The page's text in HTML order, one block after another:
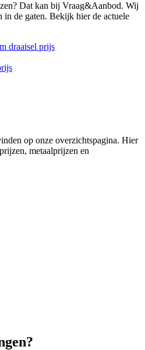
Dat kan bij Vraag&Aanbod. Wij
de gaten. Bekijk hier de actuele
draaisel prijs
op onze overzichtspagina. Hier
metaalprijzen en